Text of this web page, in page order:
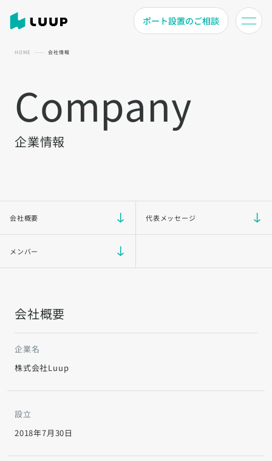
ポート設置のご相談
HOME 会社情報
Company
企業情報
会社概要 代表メッセージ
メンバー
会社概要
企業名
株式会社Luup
設立
2018年7月30日